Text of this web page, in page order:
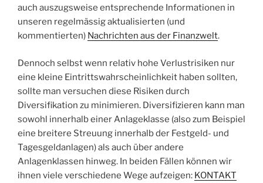
auch auszugsweise entsprechende Informationen in
unseren regelmässig aktualisierten (und
kommentierten) Nachrichten aus der Finanzwelt.
Dennoch selbst wenn relativ hohe Verlustrisiken nur
eine kleine Eintrittswahrscheinlichkeit haben sollten,
sollte man versuchen diese Risiken durch
Diversifikation zu minimieren. Diversifizieren kann man
sowohl innerhalb einer Anlageklasse (also zum Beispiel
eine breitere Streuung innerhalb der Festgeld- und
Tagesgeldanlagen) als auch über andere
Anlagenklassen hinweg. In beiden Fällen können wir
ihnen viele verschiedene Wege aufzeigen: KONTAKT